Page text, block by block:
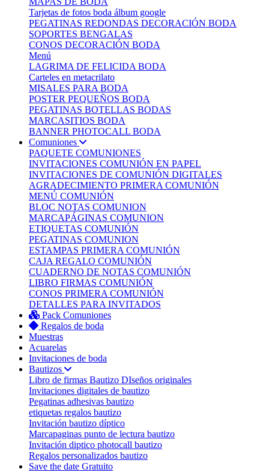
Tarjetas de fotos boda álbum google
PEGATINAS REDONDAS DECORACIÓN BODA
SOPORTES BENGALAS
CONOS DECORACIÓN BODA
Menú
LAGRIMA DE FELICIDA BODA
Carteles en metacrilato
MISALES PARA BODA
POSTER PEQUEÑOS BODA
PEGATINAS BOTELLAS BODAS
MARCASITIOS BODA
BANNER PHOTOCALL BODA
Comuniones
PAQUETE COMUNIONES
INVITACIONES COMUNIÓN EN PAPEL
INVITACIONES DE COMUNIÓN DIGITALES
AGRADECIMIENTO PRIMERA COMUNIÓN
MENÚ COMUNIÓN
BLOC NOTAS COMUNION
MARCAPÁGINAS COMUNION
ETIQUETAS COMUNIÓN
PEGATINAS COMUNION
ESTAMPAS PRIMERA COMUNIÓN
CAJA REGALO COMUNIÓN
CUADERNO DE NOTAS COMUNIÓN
LIBRO FIRMAS COMUNIÓN
CONOS PRIMERA COMUNIÓN
DETALLES PARA INVITADOS
Pack Comuniones
Regalos de boda
Muestras
Acuarelas
Invitaciones de boda
Bautizos
Libro de firmas Bautizo DIseños originales
Invitaciones digitales de bautizo
Pegatinas adhesivas bautizo
etiquetas regalos bautizo
Invitación bautizo díptico
Marcapaginas punto de lectura bautizo
Invitación diptico photocall bautizo
Regalos personalizados bautizo
Save the date Gratuito